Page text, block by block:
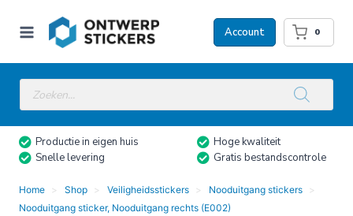
naar
Account 0
Producten
zoeken
Productie in eigen huis
Hoge kwaliteit
Snelle levering
Gratis bestandscontrole
Home Shop Veiligheidsstickers
Nooduitgang stickers
Nooduitgang sticker, Nooduitgang rechts (E002)